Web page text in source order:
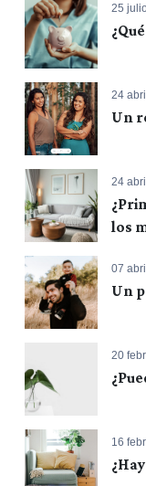
25
24
Un
24
los
07
Un
20
16